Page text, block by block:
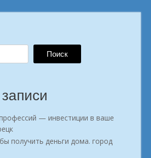
Поиск
— инвестиции в ваше
получить деньги дома. город